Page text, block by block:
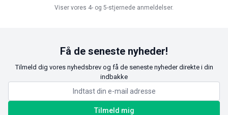
Viser vores 4- og 5-stjernede anmeldelser.
Få de seneste nyheder!
Tilmeld dig vores nyhedsbrev og få de seneste nyheder direkte i din
indbakke
Tilmeld mig